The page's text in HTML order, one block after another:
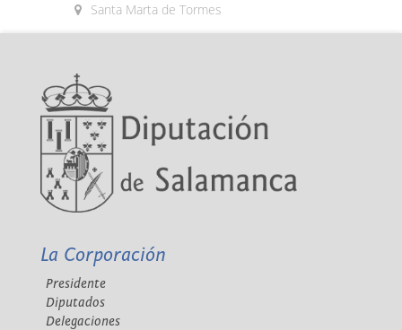
Santa Marta de Tormes
La Corporación
Presidente
Diputados
Delegaciones